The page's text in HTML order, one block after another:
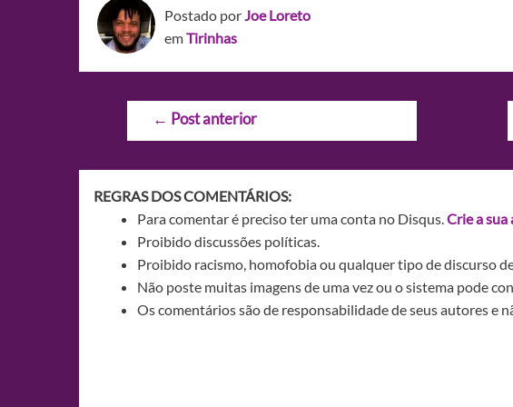
Postado porJoe Loreto
emTirinhas
Navegação
← Post anterior
REGRAS DOS COMENTÁRIOS:
Para comentar é preciso ter uma conta no Disqus.Crie a sua
Proibido discussões políticas.
Proibido racismo, homofobia ou qualquer tipo de discurso
Não poste muitas imagens de uma vez ou o sistema pode
Os comentários são de responsabilidade de seus autores e